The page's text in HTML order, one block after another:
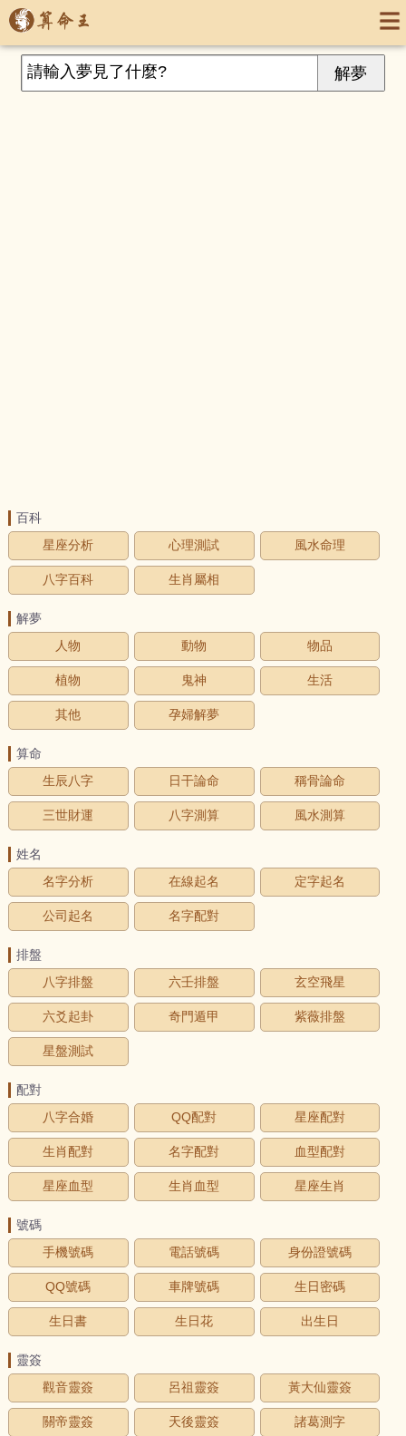
百科
星座分析
心理測試 風水命理
八字百科 生肖屬相
解夢
人物
動物 物品
植物 鬼神 生活
其他 孕婦解夢
算命
生辰八字
日干論命 稱骨論命
三世財運 八字測算 風水測算
姓名
名字分析
在線起名 定字起名
公司起名 名字配對
排盤
八字排盤
六壬排盤 玄空飛星
六爻起卦 奇門遁甲 紫薇排盤
星盤測試
配對
八字合婚
QQ配對 星座配對
生肖配對 名字配對 血型配對
星座血型 生肖血型 星座生肖
號碼
手機號碼
電話號碼 身份證號碼
QQ號碼 車牌號碼 生日密碼
生日書 生日花 出生日
靈簽
觀音靈簽
呂祖靈簽 黃大仙靈簽
關帝靈簽 天後靈簽 諸葛測字